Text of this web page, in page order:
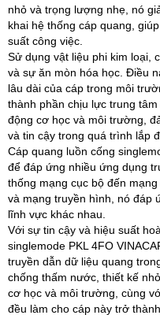
nhỏ và trọng lượng nhẹ, nó
khai hệ thống cáp quang,
suất công việc.
Sử dụng vật liệu phi kim loại,
và sự ăn mòn hóa học. Điều
lâu dài của cáp trong môi
thành phần chịu lực trung
động cơ học và môi trường,
và tin cậy trong quá trình lắp
Cáp quang luồn cống
để đáp ứng nhiều ứng dụng
thống mạng cục bộ đến
và mạng truyền hình, nó đáp
lĩnh vực khác nhau.
Với sự tin cậy và hiệu suất
singlemode PKL 4FO
truyền dẫn dữ liệu quang
chống thấm nước, thiết kế
cơ học và môi trường, cùng
đều làm cho cáp này trở